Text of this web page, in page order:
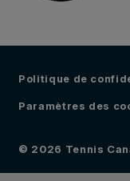
Politique de
Paramètres des
© 2026 Tennis